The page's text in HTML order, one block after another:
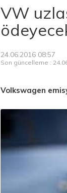
VW
24.06.2016 08:57
Son güncelleme :
Volkswagen